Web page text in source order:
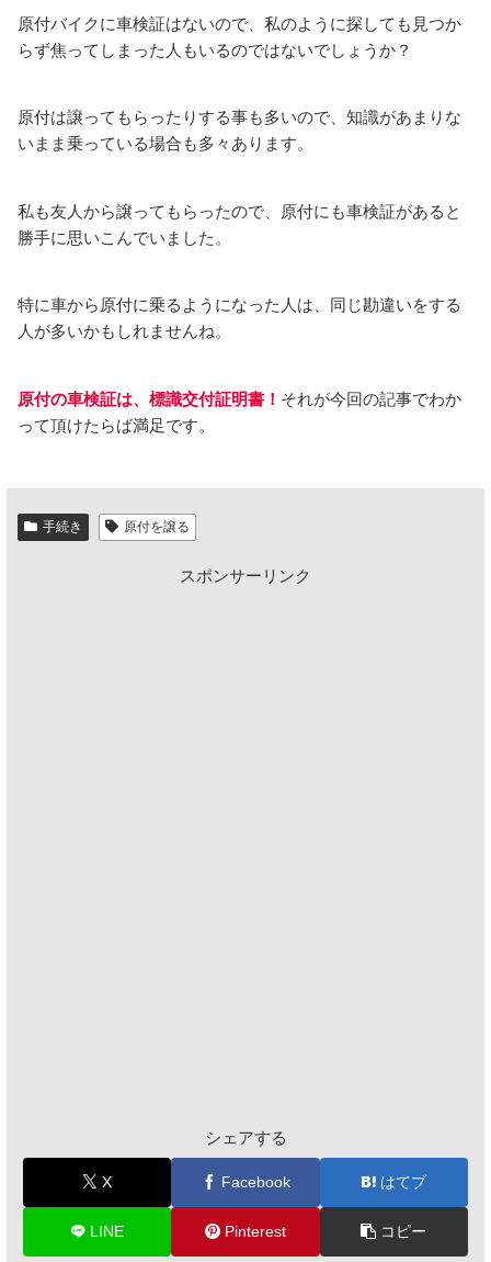
原付バイクに車検証はないので、私のように探しても見つか
らず焦ってしまった人もいるのではないでしょうか？
原付は譲ってもらったりする事も多いので、知識があまりな
いまま乗っている場合も多々あります。
私も友人から譲ってもらったので、原付にも車検証があると
勝手に思いこんでいました。
特に車から原付に乗るようになった人は、同じ勘違いをする
人が多いかもしれませんね。
原付の車検証は、標識交付証明書！ それが今回の記事でわか
って頂けたらば満足です。
手続き 原付を譲る
スポンサーリンク
シェアする
X Facebook はてブ
LINE Pinterest コピー